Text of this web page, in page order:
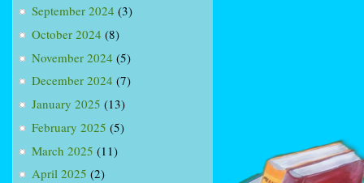
September 2024 (3)
October 2024 (8)
November 2024 (5)
December 2024 (7)
January 2025 (13)
February 2025 (5)
March 2025 (11)
April 2025 (2)